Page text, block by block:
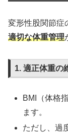
変形性股関節症
適切な体重管理
1. 適正体重の
BMI（体格
ます。
ただし、過